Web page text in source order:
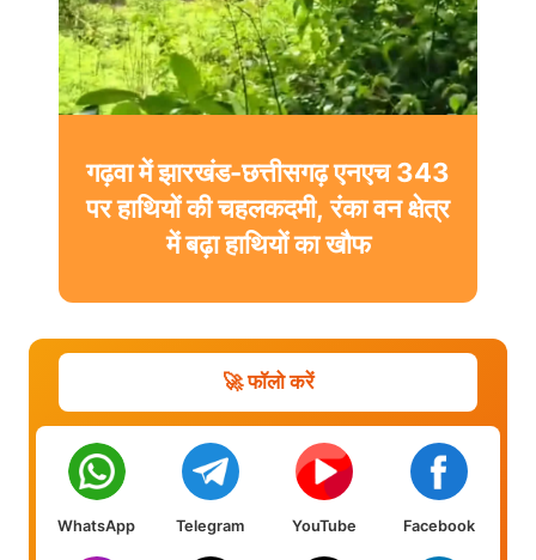
गढ़वा में झारखंड-छत्तीसगढ़ एनएच 343
पर हाथियों की चहलकदमी, रंका वन क्षेत्र
में बढ़ा हाथियों का खौफ
🚀 फॉलो करें
WhatsApp Telegram YouTube Facebook